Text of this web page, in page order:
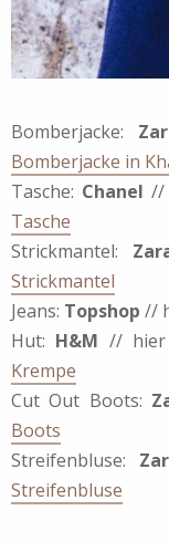
Bomberjacke:
Bomberjacke in
Tasche: Chanel //
Tasche
Strickmantel:
Strickmantel
Jeans: Topshop //
Hut: H&M // hier
Krempe
Cut Out Boots:
Boots
Streifenbluse:
Streifenbluse